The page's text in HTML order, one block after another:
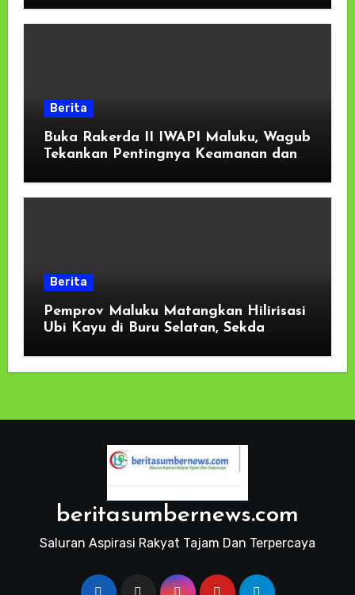
Berita
Buka Rakerda II IWAPI Maluku, Wagub
Tekankan Pentingnya Keamanan dan
Berita
Pemprov Maluku Matangkan Hilirisasi
Ubi Kayu di Buru Selatan, Sekda
beritasumbernews.com
Saluran Aspirasi Rakyat Tajam Dan Terpercaya